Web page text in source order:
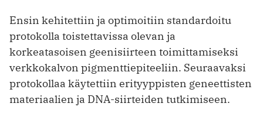
Ensin kehitettiin ja optimoitiin standardoitu
protokolla toistettavissa olevan ja
korkeatasoisen geenisiirteen toimittamiseksi
verkkokalvon pigmenttiepiteeliin. Seuraavaksi
protokollaa käytettiin erityyppisten geneettisten
materiaalien ja DNA-siirteiden tutkimiseen.